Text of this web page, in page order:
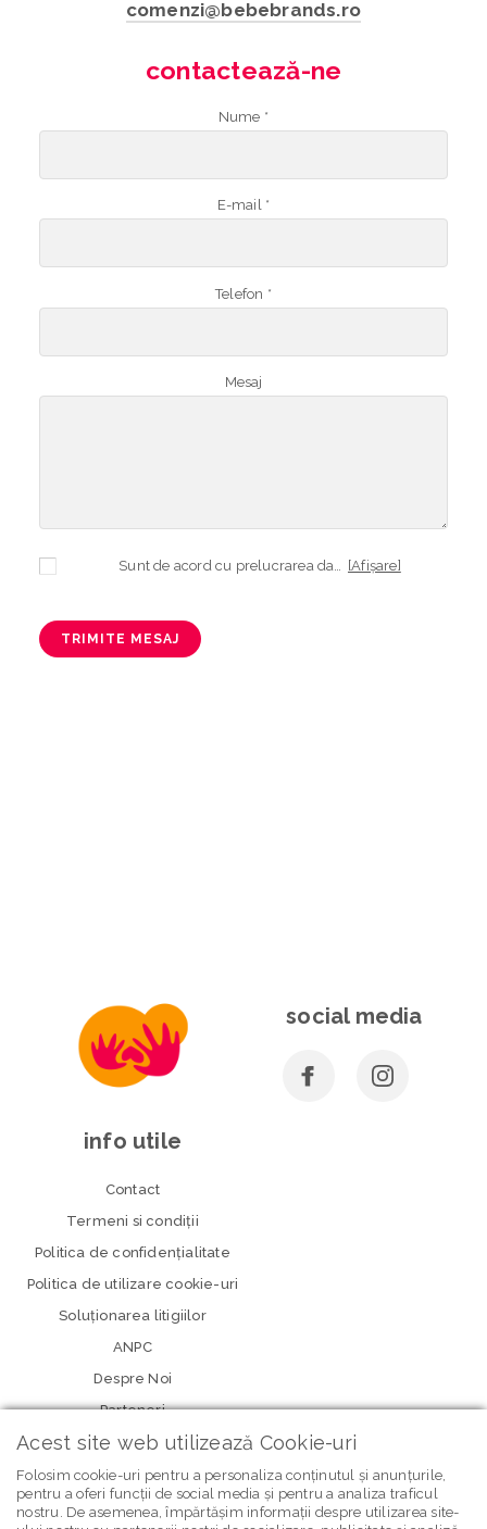
comenzi@bebebrands.ro
contactează-ne
Nume *
E-mail *
Telefon *
Mesaj
[Afișare]
TRIMITE MESAJ
social media
info utile
Contact
Termeni si condiţii
Politica de confidenţialitate
Politica de utilizare cookie-uri
Soluționarea litigiilor
ANPC
Despre Noi
Parteneri
Acest site web utilizează Cookie-uri
Folosim cookie-uri pentru a personaliza conținutul și anunțurile,
pentru a oferi funcții de social media și pentru a analiza traficul
nostru. De asemenea, împărtășim informații despre utilizarea site-